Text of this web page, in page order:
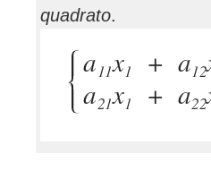
quadrato.